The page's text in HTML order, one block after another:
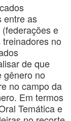
entre as
e
no
de que
gênero no
no campo da
Em termos
Temática e